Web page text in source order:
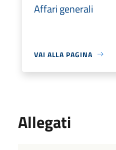
Affari generali
VAI ALLA PAGINA
Allegati